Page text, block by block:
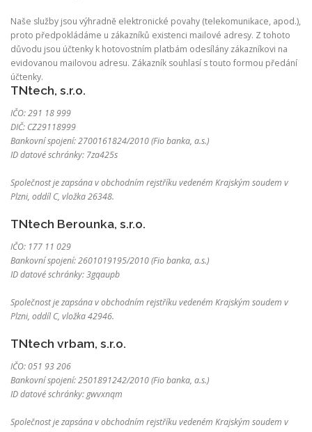
Naše služby jsou výhradně elektronické povahy (telekomunikace, apod.),
proto předpokládáme u zákazníků existenci mailové adresy. Z tohoto
důvodu jsou účtenky k hotovostním platbám odesílány zákazníkovi na
evidovanou mailovou adresu. Zákazník souhlasí s touto formou předání
účtenky.
TNtech, s.r.o.
IČO: 291 18 999
DIČ: CZ29118999
Bankovní spojení: 2700161824/2010 (Fio banka, a.s.)
ID datové schránky: 7za425s
Společnost je zapsána v obchodním rejstříku vedeném Krajským soudem v
Plzni, oddíl C, vložka 26348.
TNtech Berounka, s.r.o.
IČO: 177 11 029
Bankovní spojení: 2601019195/2010 (Fio banka, a.s.)
ID datové schránky: 3gqaupb
Společnost je zapsána v obchodním rejstříku vedeném Krajským soudem v
Plzni, oddíl C, vložka 42946.
TNtech vrbam, s.r.o.
IČO: 051 93 206
Bankovní spojení: 2501891242/2010 (Fio banka, a.s.)
ID datové schránky: gwvxnqm
Společnost je zapsána v obchodním rejstříku vedeném Krajským soudem v